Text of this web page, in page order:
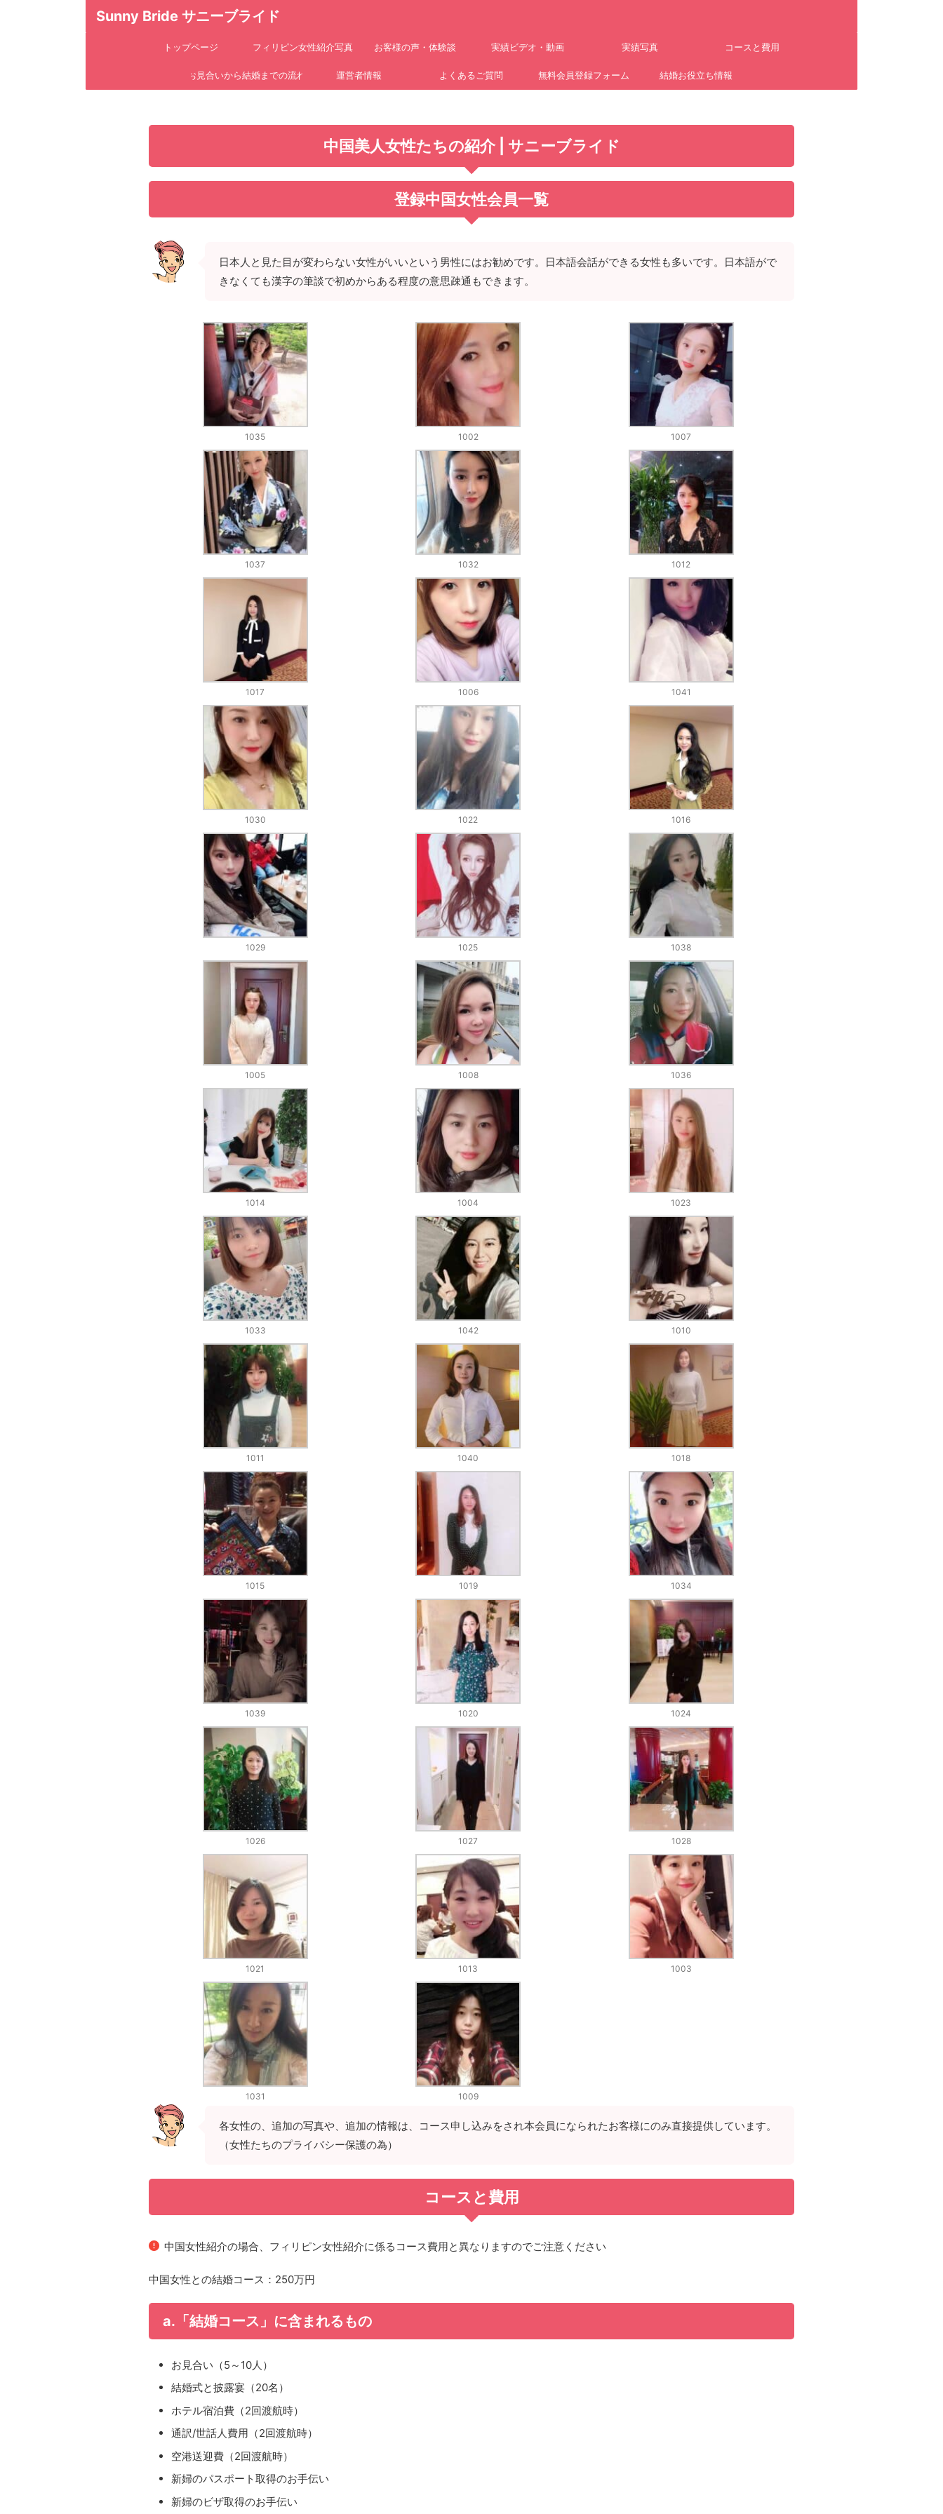
Sunny Bride サニーブライド
トップページ フィリピン女性紹介写真 お客様の声・体験談 実績ビデオ・動画 実績写真 コースと費用
お見合いから結婚までの流れ 運営者情報 よくあるご質問 無料会員登録フォーム 結婚お役立ち情報
中国美人女性たちの紹介 | サニーブライド
登録中国女性会員一覧
日本人と見た目が変わらない女性がいいという男性にはお勧めです。日本語会話ができる女性も多いです。日本語がで
きなくても漢字の筆談で初めからある程度の意思疎通もできます。
1035 1002 1007
1037 1032 1012
1017 1006 1041
1030 1022 1016
1029 1025 1038
1005 1008 1036
1014 1004 1023
1033 1042 1010
1011 1040 1018
1015 1019 1034
1039 1020 1024
1026 1027 1028
1021 1013 1003
1031 1009
各女性の、追加の写真や、追加の情報は、コース申し込みをされ本会員になられたお客様にのみ直接提供しています。
（女性たちのプライバシー保護の為）
コースと費用
中国女性紹介の場合、フィリピン女性紹介に係るコース費用と異なりますのでご注意ください
中国女性との結婚コース：250万円
a.「結婚コース」に含まれるもの
お見合い（5～10人）
結婚式と披露宴（20名）
ホテル宿泊費（2回渡航時）
通訳/世話人費用（2回渡航時）
空港送迎費（2回渡航時）
新婦のパスポート取得のお手伝い
新婦のビザ取得のお手伝い